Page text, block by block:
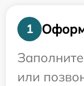
1
или